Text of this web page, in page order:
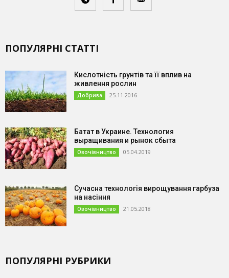
ПОПУЛЯРНІ СТАТТІ
Кислотність грунтів та її вплив на
живлення рослин
Добрива 25.11.2016
Батат в Украине. Технология
выращивания и рынок сбыта
Овочівництво 05.04.2019
Сучасна технологія вирощування гарбуза
на насіння
Овочівництво 21.05.2018
ПОПУЛЯРНІ РУБРИКИ